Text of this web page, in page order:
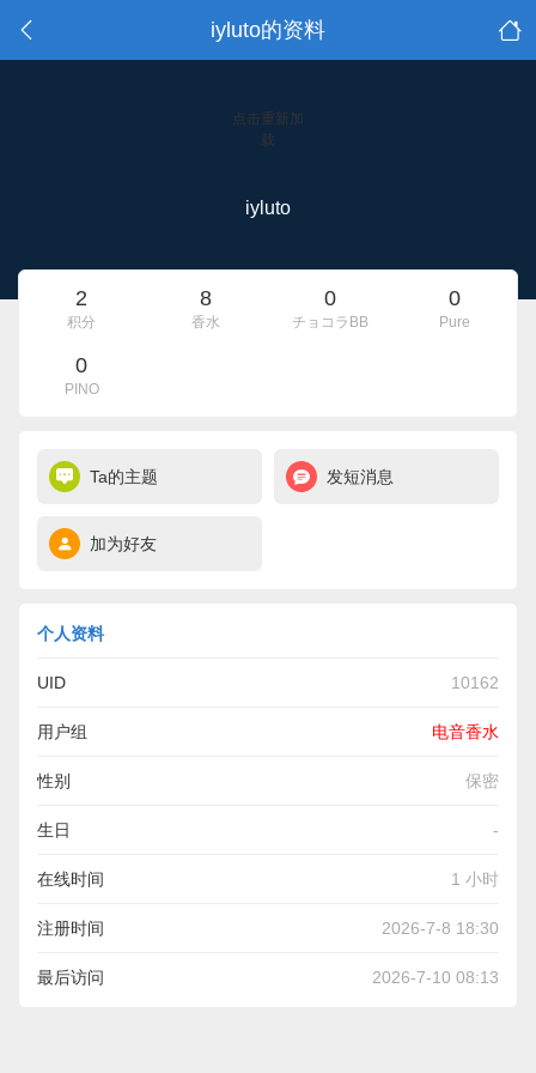
iyluto的资料
点击重新加
载
iyluto
2
积分
8
香水
0
チョコラBB
0
Pure
0
PINO
Ta的主题 发短消息
加为好友
个人资料
UID 10162
用户组 电音香水
性别 保密
生日 -
在线时间 1 小时
注册时间 2026-7-8 18:30
最后访问 2026-7-10 08:13